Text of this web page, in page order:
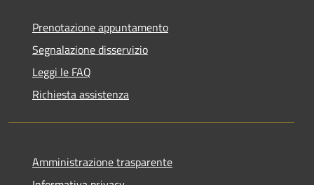
Prenotazione appuntamento
Segnalazione disservizio
Leggi le FAQ
Richiesta assistenza
Amministrazione trasparente